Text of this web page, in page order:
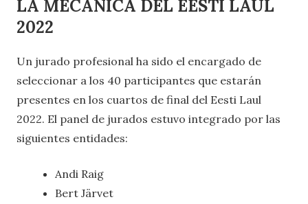
LA MECÁNICA DEL EESTI LAUL
2022
Un jurado profesional ha sido el encargado de
seleccionar a los 40 participantes que estarán
presentes en los cuartos de final del Eesti Laul
2022. El panel de jurados estuvo integrado por las
siguientes entidades:
Andi Raig
Bert Järvet